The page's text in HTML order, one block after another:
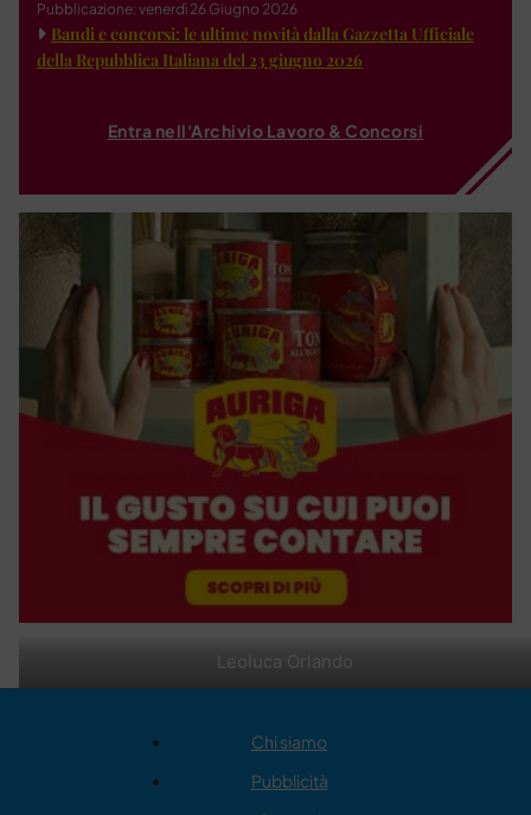
Leoluca Orlando
Pubblicazione: venerdì 26 Giugno 2026
Bandi e concorsi: le ultime novità dalla Gazzetta Ufficiale
della Repubblica Italiana del 23 giugno 2026
Entra nell'Archivio Lavoro & Concorsi
Chi siamo
Pubblicità